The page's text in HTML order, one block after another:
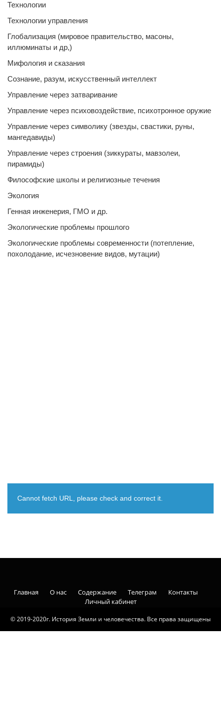
Технологии
Технологии управления
Глобализация (мировое правительство, масоны,
иллюминаты и др,)
Мифология и сказания
Сознание, разум, искусственный интеллект
Управление через затваривание
Управление через психовоздействие, психотронное оружие
Управление через символику (звезды, свастики, руны,
мангедавиды)
Управление через строения (зиккураты, мавзолеи,
пирамиды)
Философские школы и религиозные течения
Экология
Генная инженерия, ГМО и др.
Экологические проблемы прошлого
Экологические проблемы современности (потепление,
похолодание, исчезновение видов, мутации)
Cannot fetch URL, please check and correct it.
© 2019-2020г. История Земли и человечества. Все права защищены
Главная О нас Содержание Телеграм
Контакты
Личный кабинет